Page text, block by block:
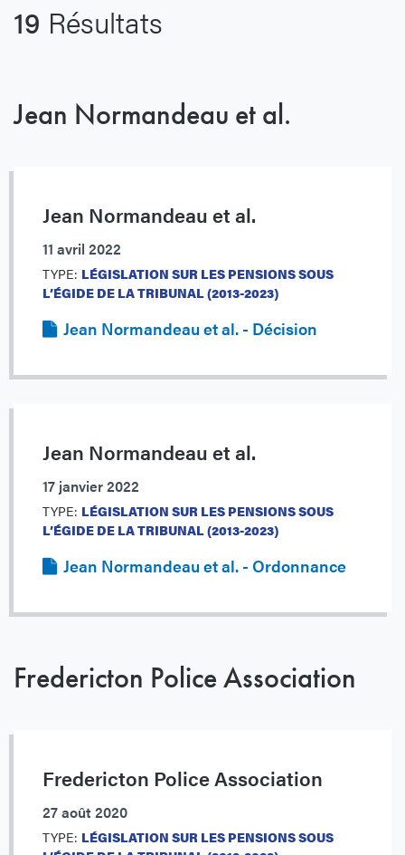
19 Résultats
Jean Normandeau et al.
Jean Normandeau et al.
11 avril 2022
TYPE: LÉGISLATION SUR LES PENSIONS SOUS
L’ÉGIDE DE LA TRIBUNAL (2013-2023)
Jean Normandeau et al. - Décision
Jean Normandeau et al.
17 janvier 2022
TYPE: LÉGISLATION SUR LES PENSIONS SOUS
L’ÉGIDE DE LA TRIBUNAL (2013-2023)
Jean Normandeau et al. - Ordonnance
Fredericton Police Association
Fredericton Police Association
27 août 2020
TYPE: LÉGISLATION SUR LES PENSIONS SOUS